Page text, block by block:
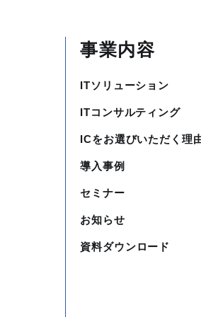
事業内容
ITソリューション
ITコンサルティング
ICをお選びいただく理
導入事例
セミナー
お知らせ
資料ダウンロード